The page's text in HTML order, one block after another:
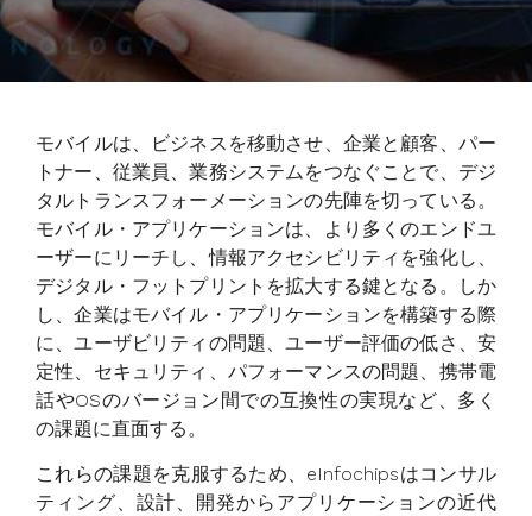
モバイルは、ビジネスを移動させ、企業と顧客、パー
トナー、従業員、業務システムをつなぐことで、デジ
タルトランスフォーメーションの先陣を切っている。
モバイル・アプリケーションは、より多くのエンドユ
ーザーにリーチし、情報アクセシビリティを強化し、
デジタル・フットプリントを拡大する鍵となる。しか
し、企業はモバイル・アプリケーションを構築する際
に、ユーザビリティの問題、ユーザー評価の低さ、安
定性、セキュリティ、パフォーマンスの問題、携帯電
話やOSのバージョン間での互換性の実現など、多く
の課題に直面する。
これらの課題を克服するため、eInfochipsはコンサル
ティング、設計、開発からアプリケーションの近代